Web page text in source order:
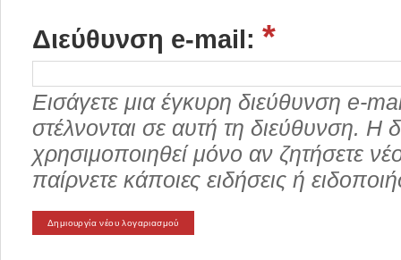
Διεύθυνση e-mail: *
Εισάγετε μια έγκυρη διεύθυνση e-
στέλνονται σε αυτή τη διεύθυνση. Η
χρησιμοποιηθεί μόνο αν ζητήσετε
παίρνετε κάποιες ειδήσεις ή